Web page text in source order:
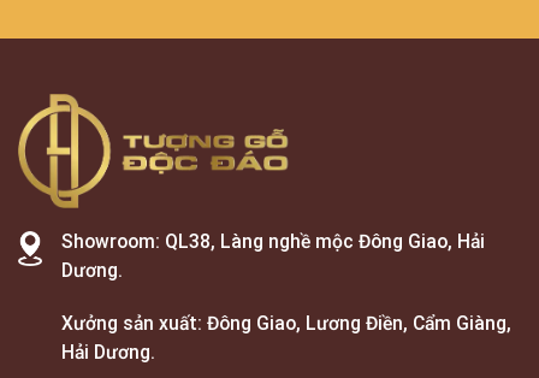
Showroom: QL38, Làng nghề mộc Đông Giao, Hải
Dương.
Xưởng sản xuất: Đông Giao, Lương Điền, Cẩm Giàng,
Hải Dương.